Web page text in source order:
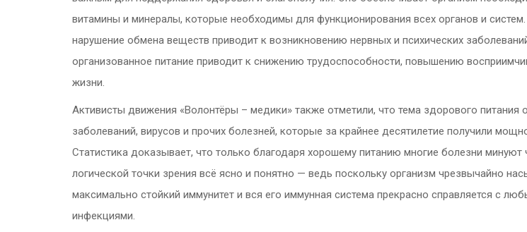
витамины и минералы, которые необходимы для функционирования всех органов и систем.
нарушение обмена веществ приводит к возникновению нервных и психических
организованное питание приводит к снижению трудоспособности, повышению
жизни.
Активисты движения «Волонтёры – медики» также отметили, что тема здорового
заболеваний, вирусов и прочих болезней, которые за крайнее десятилетие получили
Статистика доказывает, что только благодаря хорошему питанию многие болезни
логической точки зрения всё ясно и понятно — ведь поскольку организм чрезвычайно
максимально стойкий иммунитет и вся его иммунная система прекрасно справляется с
инфекциями.